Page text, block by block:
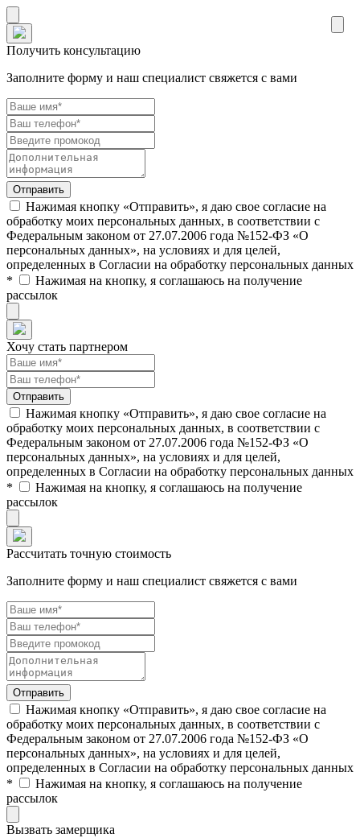
Получить консультацию
Заполните форму и наш специалист свяжется с вами
Нажимая кнопку «Отправить», я даю свое согласие на
обработку моих персональных данных, в соответствии с
Федеральным законом от 27.07.2006 года №152-ФЗ «О
персональных данных», на условиях и для целей,
определенных в Согласии на обработку персональных данных
*
Нажимая на кнопку, я соглашаюсь на получение
рассылок
Хочу стать партнером
Нажимая кнопку «Отправить», я даю свое согласие на
обработку моих персональных данных, в соответствии с
Федеральным законом от 27.07.2006 года №152-ФЗ «О
персональных данных», на условиях и для целей,
определенных в Согласии на обработку персональных данных
*
Нажимая на кнопку, я соглашаюсь на получение
рассылок
Рассчитать точную стоимость
Заполните форму и наш специалист свяжется с вами
Нажимая кнопку «Отправить», я даю свое согласие на
обработку моих персональных данных, в соответствии с
Федеральным законом от 27.07.2006 года №152-ФЗ «О
персональных данных», на условиях и для целей,
определенных в Согласии на обработку персональных данных
*
Нажимая на кнопку, я соглашаюсь на получение
рассылок
Вызвать замерщика